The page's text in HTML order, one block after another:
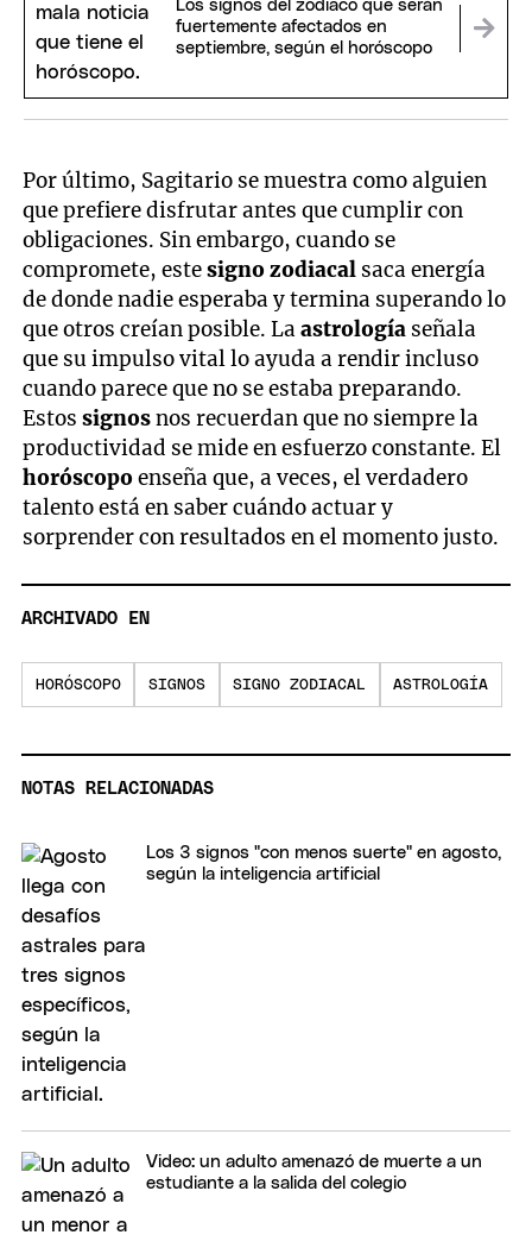
Los signos del zodiaco que serán
fuertemente afectados en
septiembre, según el horóscopo
Por último, Sagitario se muestra como alguien
que prefiere disfrutar antes que cumplir con
obligaciones. Sin embargo, cuando se
compromete, estesigno zodiacal saca energía
de donde nadie esperaba y termina superando lo
que otros creían posible. Laastrología señala
que su impulso vital lo ayuda a rendir incluso
cuando parece que no se estaba preparando.
Estossignosnos recuerdan que no siempre la
productividad se mide en esfuerzo constante. El
horóscopoenseña que, a veces, el verdadero
talento está en saber cuándo actuar y
sorprender con resultados en el momento justo.
ARCHIVADO EN
HORÓSCOPO SIGNOS SIGNO ZODIACAL ASTROLOGÍA
NOTAS RELACIONADAS
Los 3 signos "con menos suerte" en agosto,
según la inteligencia artificial
Video: un adulto amenazó de muerte a un
estudiante a la salida del colegio